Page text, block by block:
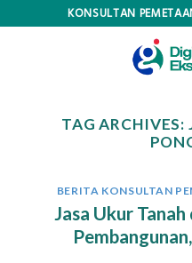
KONSULTAN
TAG ARCHIVES:
BERITA KONSULTAN
Jasa Ukur